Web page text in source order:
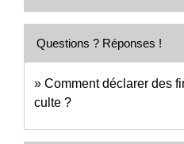
Questions ? Réponses !
Comment déclarer des
culte ?